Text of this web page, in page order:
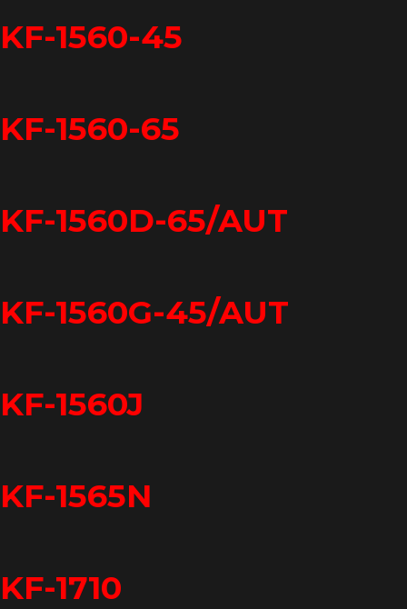
KF-1560-45
KF-1560-65
KF-1560D-65/AUT
KF-1560G-45/AUT
KF-1560J
KF-1565N
KF-1710